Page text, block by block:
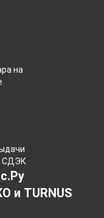
на
СДЭК
и TURNUS